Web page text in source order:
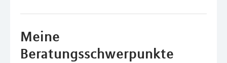
Meine
Beratungsschwerpunkte